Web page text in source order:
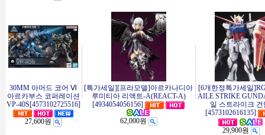
30MM 아머드 코어 Ⅵ
아르카부스 코퍼레이션
VP-40S[4573102725516]
27,600원
[특가세일][프라모델]아르카나디아
루미티아 리액트-A(REACT-A)
[4934054056156]
62,000원
[6개한정특가세일
AILE STRIKE
일 스트라이크 건
[4573102616135]
29,900원